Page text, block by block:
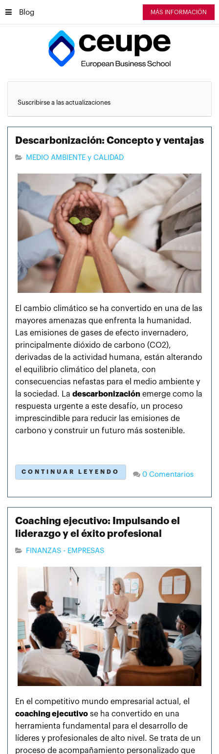
Blog MÁS INFORMACIÓN
Suscribirse a las actualizaciones
Descarbonización: Concepto y ventajas
MEDIO AMBIENTE y CALIDAD
El cambio climático se ha convertido en una de las
mayores amenazas que enfrenta la humanidad.
Las emisiones de gases de efecto invernadero,
principalmente dióxido de carbono (CO2),
derivadas de la actividad humana, están alterando
el equilibrio climático del planeta, con
consecuencias nefastas para el medio ambiente y
la sociedad. La descarbonización emerge como la
respuesta urgente a este desafío, un proceso
imprescindible para reducir las emisiones de
carbono y construir un futuro más sostenible.
CONTINUAR LEYENDO 0 Comentarios
Coaching ejecutivo: Impulsando el
liderazgo y el éxito profesional
FINANZAS - EMPRESAS
En el competitivo mundo empresarial actual, el
coaching ejecutivo se ha convertido en una
herramienta fundamental para el desarrollo de
líderes y profesionales de alto nivel. Se trata de un
proceso de acompañamiento personalizado que